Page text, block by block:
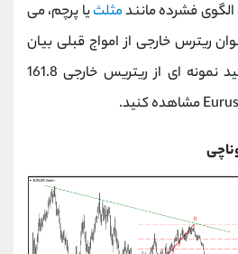
فشرده مانندمثلثیا پرچم، می
ریترس خارجی از امواج قبلی بیان
نمود. در تصویر می توانید نمونه ای از ریتریس خارجی 161.8